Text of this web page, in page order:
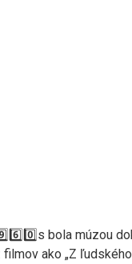
bola múzou
ako „Z